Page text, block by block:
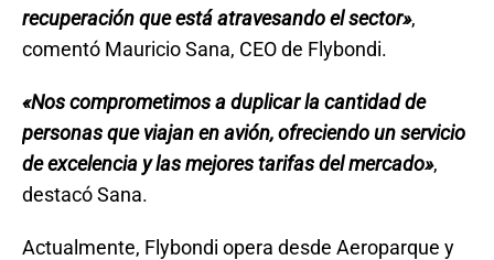
recuperación que está atravesando el sector»,
comentó Mauricio Sana, CEO de Flybondi.
«Nos comprometimos a duplicar la cantidad de
personas que viajan en avión, ofreciendo un servicio
de excelencia y las mejores tarifas del mercado»,
destacó Sana.
Actualmente, Flybondi opera desde Aeroparque y